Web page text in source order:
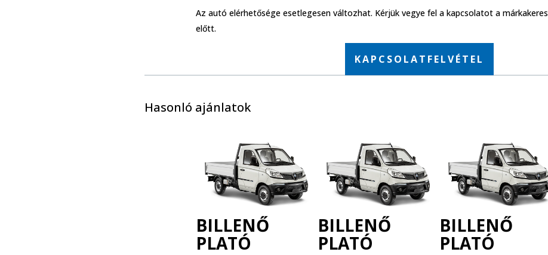
Az autó elérhetősége esetlegesen változhat. Kérjük vegye fel a kapcsolatot a
előtt.
KAPCSOLATFELVÉTEL
Hasonló ajánlatok
BILLENŐ
PLATÓ
BILLENŐ
PLATÓ
BILLENŐ
PLATÓ